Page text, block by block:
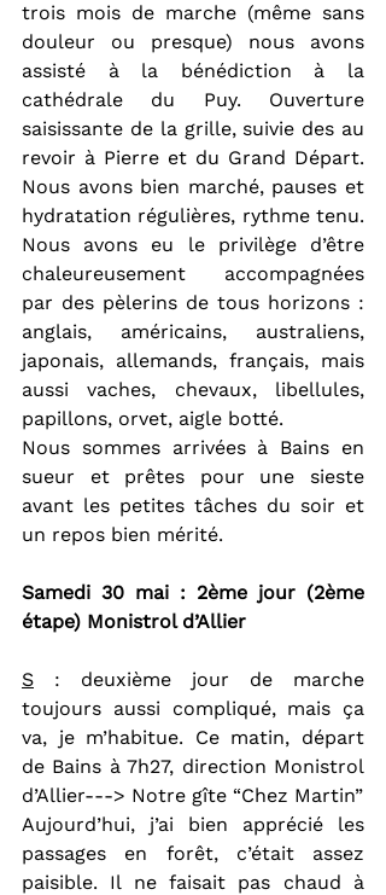
trois mois de marche (même sans
douleur ou presque) nous avons
assisté à la bénédiction à la
cathédrale du Puy. Ouverture
saisissante de la grille, suivie des au
revoir à Pierre et du Grand Départ.
Nous avons bien marché, pauses et
hydratation régulières, rythme tenu.
Nous avons eu le privilège d’être
chaleureusement accompagnées
par des pèlerins de tous horizons :
anglais, américains, australiens,
japonais, allemands, français, mais
aussi vaches, chevaux, libellules,
papillons, orvet, aigle botté.
Nous sommes arrivées à Bains en
sueur et prêtes pour une sieste
avant les petites tâches du soir et
un repos bien mérité.
Samedi 30 mai : 2ème jour (2ème
étape) Monistrol d’Allier
S : deuxième jour de marche
toujours aussi compliqué, mais ça
va, je m’habitue. Ce matin, départ
de Bains à 7h27, direction Monistrol
d’Allier---> Notre gîte “Chez Martin”
Aujourd’hui, j’ai bien apprécié les
passages en forêt, c’était assez
paisible. Il ne faisait pas chaud à